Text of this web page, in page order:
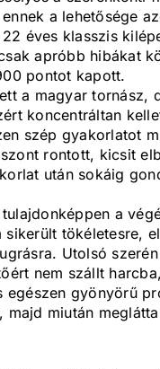
a lehetősége
éves klasszis
apróbb hibákat
pontot kapott.
a magyar tornász,
koncentráltan
szép gyakorlatot
rontott, kicsit
után sokáig
a
tökéletesre,
Utolsó
nem szállt
gyönyörű
miután